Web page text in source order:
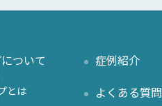
ついて
とは
症例紹介
よくある質問